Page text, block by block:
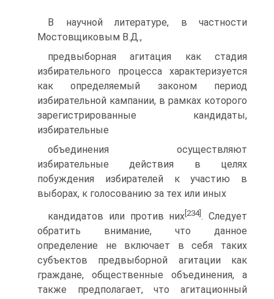
В научной литературе, в частности
Мостовщиковым В.Д.,
предвыборная агитация как стадия
избирательного процесса характеризуется
как определяемый законом период
избирательной кампании, в рамках которого
зарегистрированные кандидаты,
избирательные
объединения осуществляют
избирательные действия в целях
побуждения избирателей к участию в
выборах, к голосованию за тех или иных
кандидатов или против них[234]. Следует
обратить внимание, что данное
определение не включает в себя таких
субъектов предвыборной агитации как
граждане, общественные объединения, а
также предполагает, что агитационный